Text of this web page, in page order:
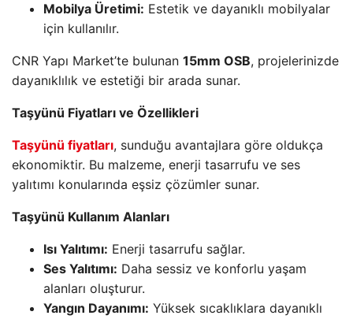
Mobilya Üretimi: Estetik ve dayanıklı mobilyalar
için kullanılır.
CNR Yapı Market’te bulunan 15mm OSB, projelerinizde
dayanıklılık ve estetiği bir arada sunar.
Taşyünü Fiyatları ve Özellikleri
Taşyünü fiyatları, sunduğu avantajlara göre oldukça
ekonomiktir. Bu malzeme, enerji tasarrufu ve ses
yalıtımı konularında eşsiz çözümler sunar.
Taşyünü Kullanım Alanları
Isı Yalıtımı: Enerji tasarrufu sağlar.
Ses Yalıtımı: Daha sessiz ve konforlu yaşam
alanları oluşturur.
Yangın Dayanımı: Yüksek sıcaklıklara dayanıklı